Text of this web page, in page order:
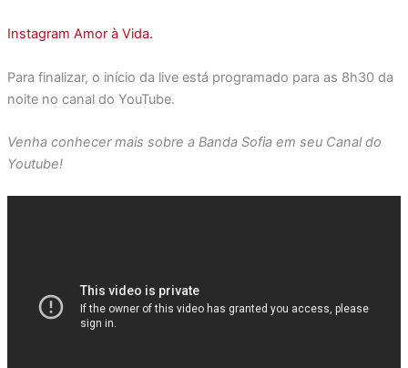
Instagram Amor à Vida.
Para finalizar, o início da live está programado para as 8h30 da
noite no canal do YouTube.
Venha conhecer mais sobre a Banda Sofia em seu Canal do
Youtube!